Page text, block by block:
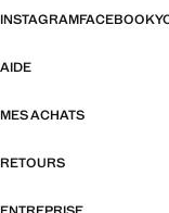
INSTAGRAMFACEBOOK
AIDE
MES ACHATS
RETOURS